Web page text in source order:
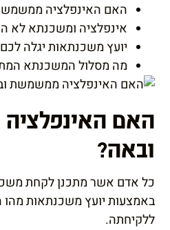
האם האינפלציה
אינפלציה ומשכנתא לא
יועץ משכנתאות יגלה
מה מסלול המשכנתא
האם
ובאה?
כל אדם אשר מתכנן לקחת
באמצעות יועץ משכנתאות מהו
ללקיחתה.